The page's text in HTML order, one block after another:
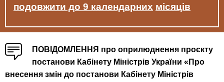
подовжити до 9 календарних місяців
ПОВІДОМЛЕННЯ про оприлюднення проєкту
постанови Кабінету Міністрів України «Про
внесення змін до постанови Кабінету Міністрів